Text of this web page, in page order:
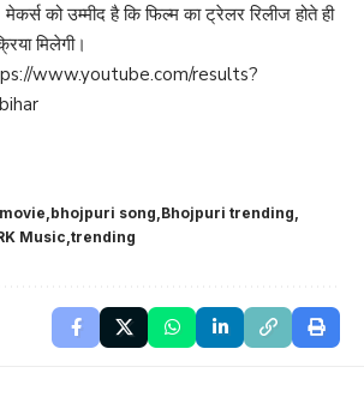
को उम्मीद है कि फिल्म का ट्रेलर रिलीज होते ही
मिलेगी।
www.youtube.com/results?
bhojpuri song Bhojpuri trending
Music trending